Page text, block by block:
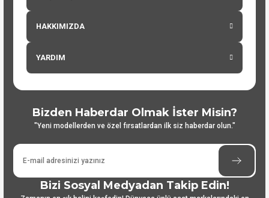
HAKKIMIZDA
YARDIM
Bizden Haberdar Olmak İster Misin?
"Yeni modellerden ve özel fırsatlardan ilk siz haberdar olun."
Bizi Sosyal Medyadan Takip Edin!